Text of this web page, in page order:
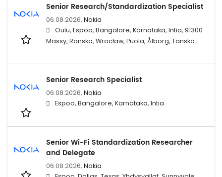
Senior Research/Standardization Specialist
06.08.2026, Nokia
Oulu, Espoo, Bangalore, Karnataka, Intia, 91300
Massy, Ranska, Wrocław, Puola, Ålborg, Tanska
Senior Research Specialist
06.08.2026, Nokia
Espoo, Bangalore, Karnataka, Intia
Senior Wi-Fi Standardization Researcher
and Delegate
06.08.2026, Nokia